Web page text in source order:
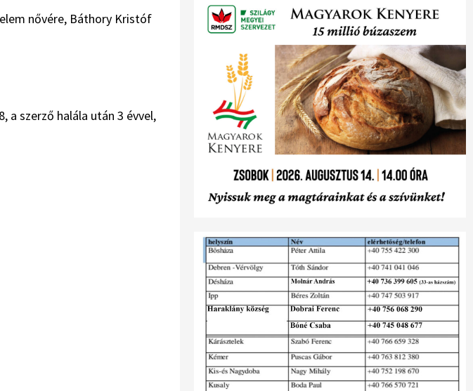
nővére, Báthory Kristóf
a szerző halála után 3 évvel,